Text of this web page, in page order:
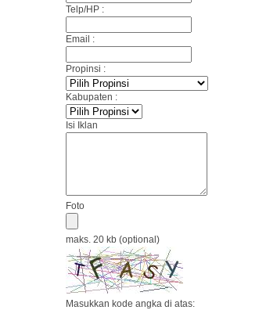
Telp/HP :
Email :
Propinsi :
Kabupaten :
Isi Iklan
Foto
maks. 20 kb (optional)
Masukkan kode angka di atas: